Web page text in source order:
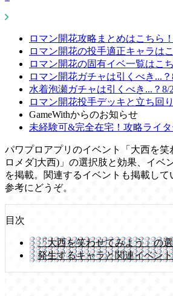
ロマン開花攻略まとめはこちら！
ロマン開花の投手適正キャラは
ロマン開花の固有イベ一覧はこち
ロマン開花ガチャは引くべき...？
水着泡瀬ガチャは引くべき...？8/
ロマン開花投手デッキと立ち回
GameWithからのお知らせ
未経験可&完全在宅！攻略ライタ
パワプロアプリのイベント「大西を笑
ロメダ]大西)」の選択肢と効果、イベ
を掲載。関連するイベントも掲載し
参考にどうぞ。
目次
「大西を笑わせてみよう」の
発生するキャラと関連イベント